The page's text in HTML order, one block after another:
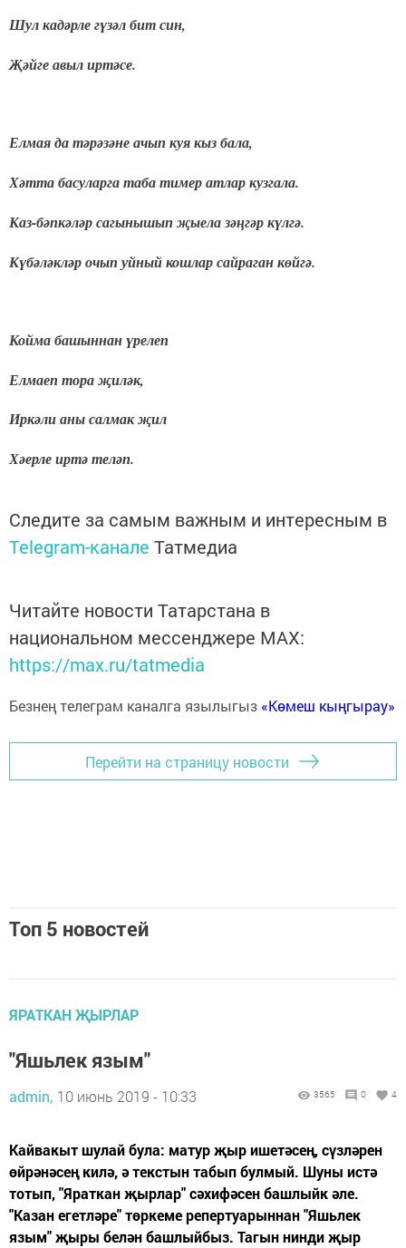
Шул кадәрле гүзәл бит син,
Җәйге авыл иртәсе.
Елмая да тәрәзәне ачып куя кыз бала,
Хәтта басуларга таба тимер атлар кузгала.
Каз-бәпкәләр сагынышып җыела зәңгәр күлгә.
Күбәләкләр очып уйный кошлар сайраган көйгә.
Койма башыннан үрелеп
Елмаеп тора җиләк,
Иркәли аны салмак җил
Хәерле иртә теләп.
Следите за самым важным и интересным в
Telegram-канале Татмедиа
Читайте новости Татарстана в
национальном мессенджере MАХ:
https://max.ru/tatmedia
Безнең телеграм каналга язылыгыз «Көмеш кыңгырау»
Перейти на страницу новости
Топ 5 новостей
ЯРАТКАН ҖЫРЛАР
"Яшьлек язым"
admin, 10 июнь 2019 - 10:33 3565 0 4
Кайвакыт шулай була: матур җыр ишетәсең, сүзләрен
өйрәнәсең килә, ә текстын табып булмый. Шуны истә
тотып, "Яраткан җырлар" сәхифәсен башлыйк әле.
"Казан егетләре" төркеме репертуарыннан "Яшьлек
язым" җыры белән башлыйбыз. Тагын нинди җыр